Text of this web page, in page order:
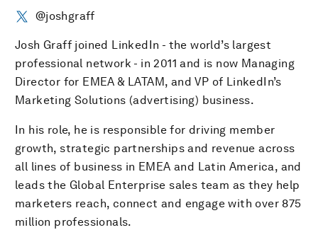
@joshgraff
Josh Graff joined LinkedIn - the world’s largest
professional network - in 2011 and is now Managing
Director for EMEA & LATAM, and VP of LinkedIn’s
Marketing Solutions (advertising) business.
In his role, he is responsible for driving member
growth, strategic partnerships and revenue across
all lines of business in EMEA and Latin America, and
leads the Global Enterprise sales team as they help
marketers reach, connect and engage with over 875
million professionals.